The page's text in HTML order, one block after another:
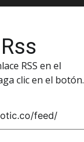
RSS en el
clic en el botón.